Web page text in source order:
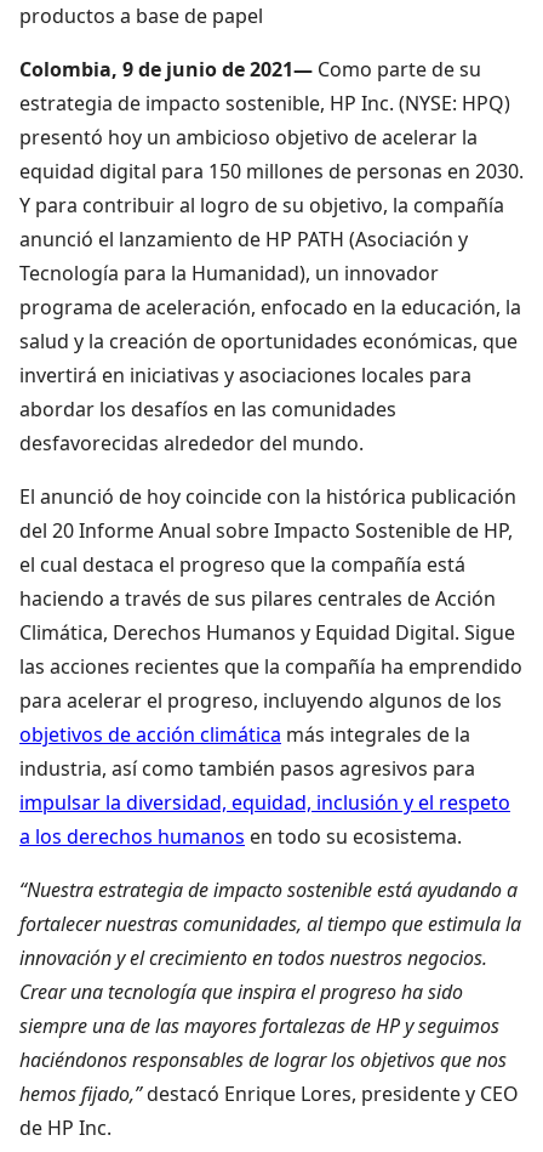
productos a base de papel
Colombia, 9 de junio de 2021— Como parte de su
estrategia de impacto sostenible, HP Inc. (NYSE: HPQ)
presentó hoy un ambicioso objetivo de acelerar la
equidad digital para 150 millones de personas en 2030.
Y para contribuir al logro de su objetivo, la compañía
anunció el lanzamiento de HP PATH (Asociación y
Tecnología para la Humanidad), un innovador
programa de aceleración, enfocado en la educación, la
salud y la creación de oportunidades económicas, que
invertirá en iniciativas y asociaciones locales para
abordar los desafíos en las comunidades
desfavorecidas alrededor del mundo.
El anunció de hoy coincide con la histórica publicación
del 20 Informe Anual sobre Impacto Sostenible de HP,
el cual destaca el progreso que la compañía está
haciendo a través de sus pilares centrales de Acción
Climática, Derechos Humanos y Equidad Digital. Sigue
las acciones recientes que la compañía ha emprendido
para acelerar el progreso, incluyendo algunos de los
objetivos de acción climática más integrales de la
industria, así como también pasos agresivos para
impulsar la diversidad, equidad, inclusión y el respeto
a los derechos humanos en todo su ecosistema.
“Nuestra estrategia de impacto sostenible está ayudando a
fortalecer nuestras comunidades, al tiempo que estimula la
innovación y el crecimiento en todos nuestros negocios.
Crear una tecnología que inspira el progreso ha sido
siempre una de las mayores fortalezas de HP y seguimos
haciéndonos responsables de lograr los objetivos que nos
hemos fijado,”destacó Enrique Lores, presidente y CEO
de HP Inc.